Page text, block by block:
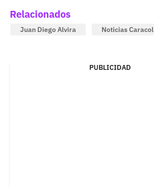
Relacionados
Juan Diego Alvira Noticias Caracol
PUBLICIDAD